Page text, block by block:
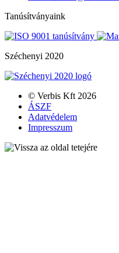
Tanúsítványaink
Széchenyi 2020
© Verbis Kft 2026
ÁSZF
Adatvédelem
Impresszum